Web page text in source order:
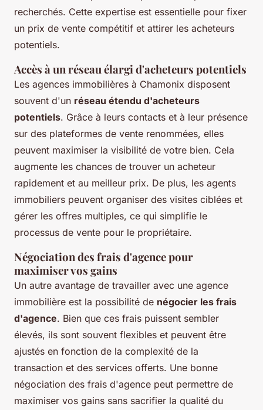
recherchés. Cette expertise est essentielle pour fixer
un prix de vente compétitif et attirer les acheteurs
potentiels.
Accès à un réseau élargi d'acheteurs potentiels
Les agences immobilières à Chamonix disposent
souvent d'un réseau étendu d'acheteurs
potentiels. Grâce à leurs contacts et à leur présence
sur des plateformes de vente renommées, elles
peuvent maximiser la visibilité de votre bien. Cela
augmente les chances de trouver un acheteur
rapidement et au meilleur prix. De plus, les agents
immobiliers peuvent organiser des visites ciblées et
gérer les offres multiples, ce qui simplifie le
processus de vente pour le propriétaire.
Négociation des frais d'agence pour
maximiser vos gains
Un autre avantage de travailler avec une agence
immobilière est la possibilité de négocier les frais
d'agence. Bien que ces frais puissent sembler
élevés, ils sont souvent flexibles et peuvent être
ajustés en fonction de la complexité de la
transaction et des services offerts. Une bonne
négociation des frais d'agence peut permettre de
maximiser vos gains sans sacrifier la qualité du